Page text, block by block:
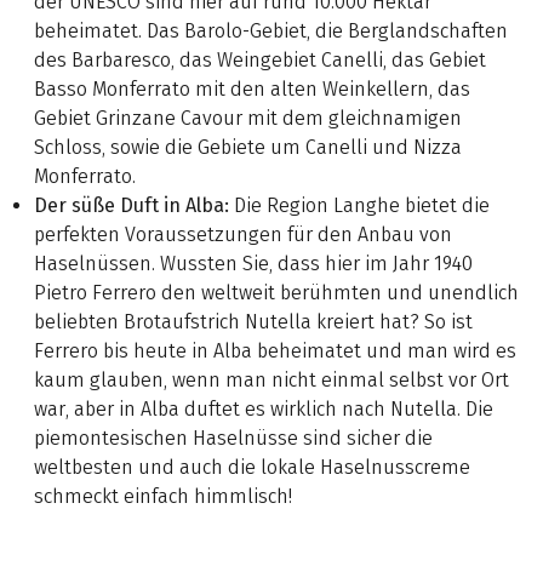
beheimatet. Das Barolo-Gebiet, die Berglandschaften
des Barbaresco, das Weingebiet Canelli, das Gebiet
Basso Monferrato mit den alten Weinkellern, das
Gebiet Grinzane Cavour mit dem gleichnamigen
Schloss, sowie die Gebiete um Canelli und Nizza
Monferrato.
Der süße Duft in Alba: Die Region Langhe bietet die
perfekten Voraussetzungen für den Anbau von
Haselnüssen. Wussten Sie, dass hier im Jahr 1940
Pietro Ferrero den weltweit berühmten und unendlich
beliebten Brotaufstrich Nutella kreiert hat? So ist
Ferrero bis heute in Alba beheimatet und man wird es
kaum glauben, wenn man nicht einmal selbst vor Ort
war, aber in Alba duftet es wirklich nach Nutella. Die
piemontesischen Haselnüsse sind sicher die
weltbesten und auch die lokale Haselnusscreme
schmeckt einfach himmlisch!